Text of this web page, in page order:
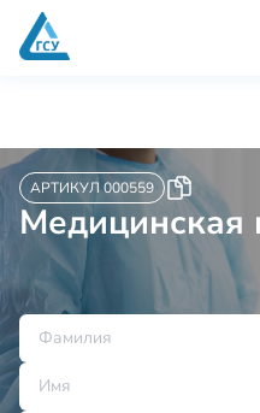
АРТИКУЛ 000559
Медицинская